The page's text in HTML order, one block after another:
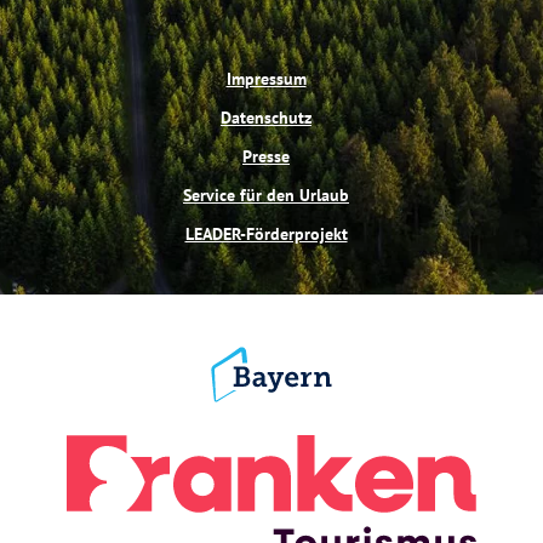
Impressum
Datenschutz
Presse
Service für den Urlaub
LEADER-Förderprojekt